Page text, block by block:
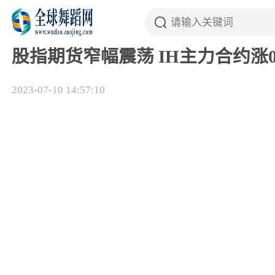
股指期货窄幅震荡 IH主力合约涨
2023-07-10 14:57:10